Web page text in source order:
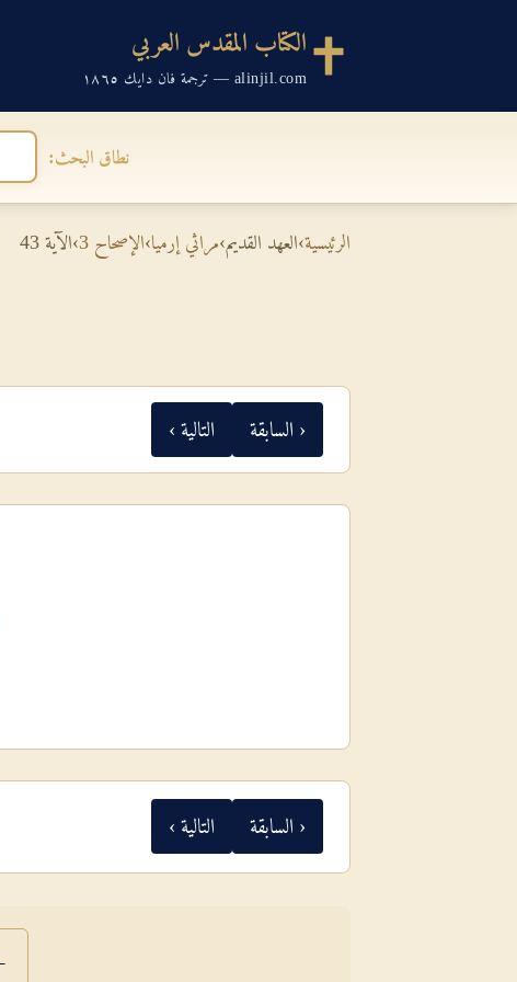
الكتاب المقدس العربي
alinjil.com — ترجمة فان دايك ١٨٦٥
نطاق البحث:
الرئيسية›العهد القديم›مراثي إرميا›الإصحاح 3 ›الآية 43
‹ السابقة التالية ›
‹ السابقة التالية ›